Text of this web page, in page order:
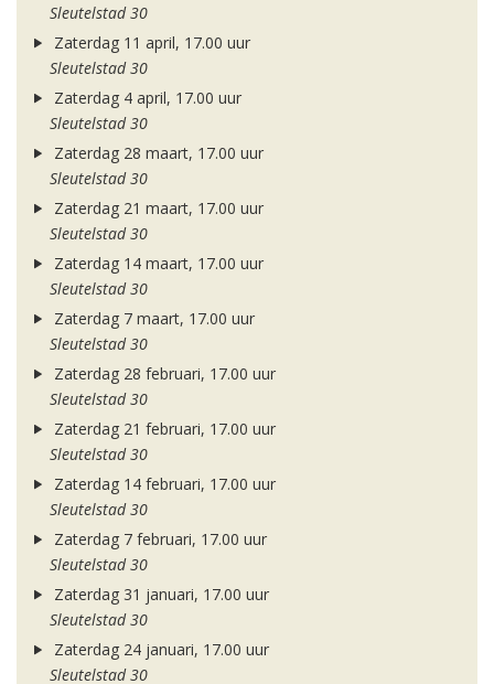
Sleutelstad 30
Zaterdag 11 april, 17.00 uur
Sleutelstad 30
Zaterdag 4 april, 17.00 uur
Sleutelstad 30
Zaterdag 28 maart, 17.00 uur
Sleutelstad 30
Zaterdag 21 maart, 17.00 uur
Sleutelstad 30
Zaterdag 14 maart, 17.00 uur
Sleutelstad 30
Zaterdag 7 maart, 17.00 uur
Sleutelstad 30
Zaterdag 28 februari, 17.00 uur
Sleutelstad 30
Zaterdag 21 februari, 17.00 uur
Sleutelstad 30
Zaterdag 14 februari, 17.00 uur
Sleutelstad 30
Zaterdag 7 februari, 17.00 uur
Sleutelstad 30
Zaterdag 31 januari, 17.00 uur
Sleutelstad 30
Zaterdag 24 januari, 17.00 uur
Sleutelstad 30